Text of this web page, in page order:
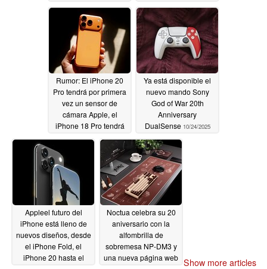
Rumor: El iPhone 20
Pro tendrá por primera
vez un sensor de
cámara Apple, el
iPhone 18 Pro tendrá
10/27/2025
Ya está disponible el
nuevo mando Sony
God of War 20th
Anniversary
DualSense 10/24/2025
Appleel futuro del
iPhone está lleno de
nuevos diseños, desde
el iPhone Fold, el
iPhone 20 hasta el
Noctua celebra su 20
aniversario con la
alfombrilla de
sobremesa NP-DM3 y
una nueva página web Show more articles